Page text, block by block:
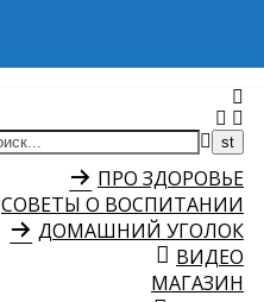
ПРО ЗДОРОВЬЕ
СОВЕТЫ О ВОСПИТАНИИ
ДОМАШНИЙ УГОЛОК
ВИДЕО
МАГАЗИН